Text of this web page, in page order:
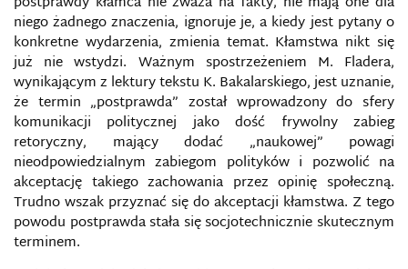
niego żadnego znaczenia, ignoruje je, a kiedy jest pytany o
konkretne wydarzenia, zmienia temat. Kłamstwa nikt się
już nie wstydzi. Ważnym spostrzeżeniem M. Fladera,
wynikającym z lektury tekstu K. Bakalarskiego, jest uznanie,
że termin „postprawda” został wprowadzony do sfery
komunikacji politycznej jako dość frywolny zabieg
retoryczny, mający dodać „naukowej” powagi
nieodpowiedzialnym zabiegom polityków i pozwolić na
akceptację takiego zachowania przez opinię społeczną.
Trudno wszak przyznać się do akceptacji kłamstwa. Z tego
powodu postprawda stała się socjotechnicznie skutecznym
terminem.
MIĘDZYNARODOWA ORGANIZACJA ATRYBUCJI
CYBERATAKÓW
MINISTERSTWO POLITYKI INFORMACYJNEJ
UKRAINY (MPI)
MONITOROWANIE WŁADZY
MYSPACE
NEWS NA TEMAT BEZPIECZEŃSTWA